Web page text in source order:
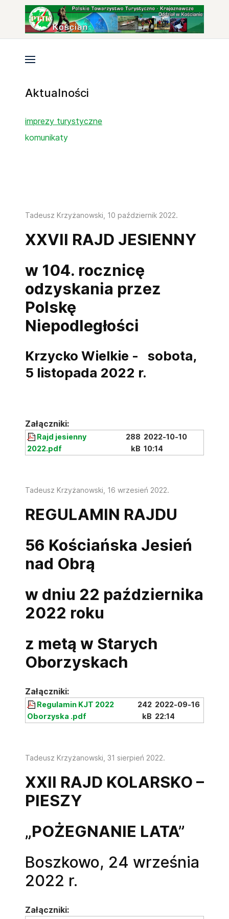
Aktualności
imprezy turystyczne
komunikaty
Tadeusz Krzyżanowski, 10 październik 2022.
XXVII RAJD JESIENNY
w 104. rocznicę
odzyskania przez
Polskę
Niepodległości
Krzycko Wielkie - sobota,
5 listopada 2022 r.
Załączniki:
Rajd jesienny
2022.pdf
288
kB
2022-10-10
10:14
Tadeusz Krzyżanowski, 16 wrzesień 2022.
REGULAMIN RAJDU
56 Kościańska Jesień
nad Obrą
w dniu 22 października
2022 roku
z metą w Starych
Oborzyskach
Załączniki:
Regulamin KJT 2022
Oborzyska .pdf
242
kB
2022-09-16
22:14
Tadeusz Krzyżanowski, 31 sierpień 2022.
XXII RAJD KOLARSKO –
PIESZY
„POŻEGNANIE LATA”
Boszkowo, 24 września
2022 r.
Załączniki: